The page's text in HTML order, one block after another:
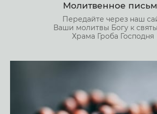
Молитвенное
Передайте через наш
Ваши молитвы Богу к
Храма Гроба Господня